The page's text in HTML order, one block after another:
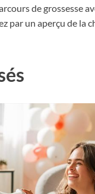
de grossesse
par un aperçu de la